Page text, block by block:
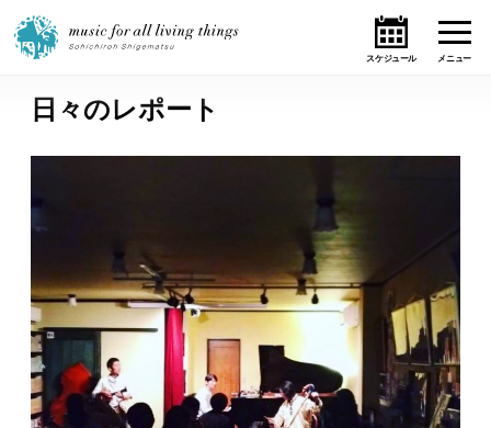
ホーム
ライブ・スケジュール
作品
オンライン・ショップ
日々のレポート